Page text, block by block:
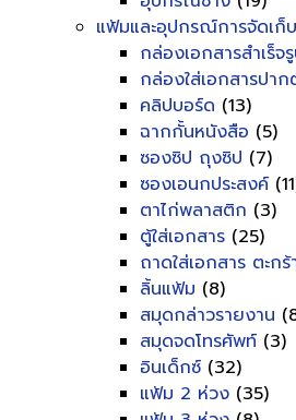
แฟ้มและอุปกรณ์การจัดเก็บ
กล่องเอกสารสำเร็จ
กล่องใส่เอกสารปา
คลิปบอร์ด (13)
ฉากกั้นหนังสือ (5)
ซองซิป ถุงซิป (7)
ซองเอนกประสงค์
ตาไก่พลาสติก (3)
ตู้ใส่เอกสาร (25)
ถาดใส่เอกสาร ตะกร้
ลิ้นแฟ้ม (8)
สมุดกล่าวรายงาน
สมุดจดโทรศัพท์ (3)
อินเด็กซ์ (32)
แฟ้ม 2 ห่วง (35)